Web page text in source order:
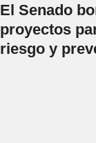
El Senado
proyectos
riesgo y